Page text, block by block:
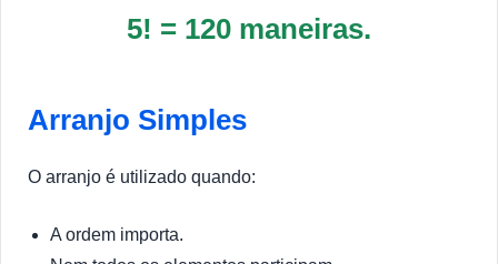
5! = 120 maneiras.
Arranjo Simples
O arranjo é utilizado quando:
A ordem importa.